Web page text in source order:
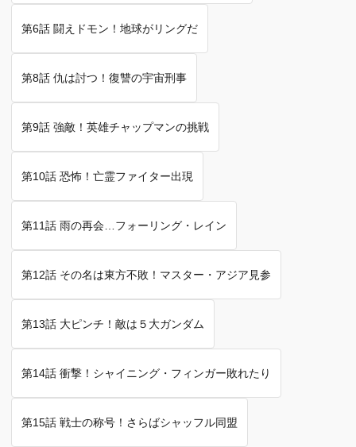
第6話 闘えドモン！地球がリングだ
第8話 仇は討つ！復讐の宇宙刑事
第9話 強敵！英雄チャップマンの挑戦
第10話 恐怖！亡霊ファイター出現
第11話 雨の再会…フォーリング・レイン
第12話 その名は東方不敗！マスター・アジア見参
第13話 大ピンチ！敵は５大ガンダム
第14話 衝撃！シャイニング・フィンガー敗れたり
第15話 戦士の称号！さらばシャッフル同盟